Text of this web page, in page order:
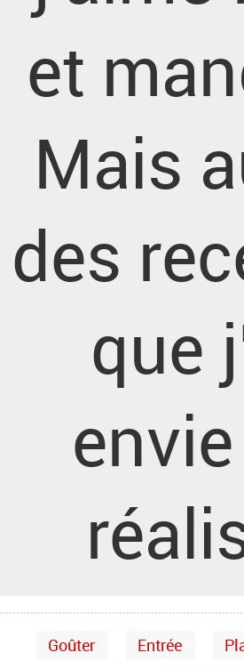
et
Mais
des
que
Goûter Entrée